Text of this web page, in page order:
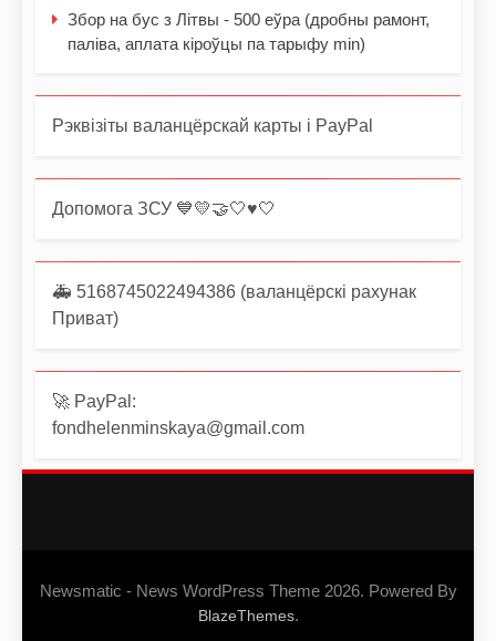
Збор на бус з Літвы - 500 еўра (дробны рамонт,
паліва, аплата кіроўцы па тарыфу min)
Рэквізіты валанцёрскай карты і PayPal
Допомога ЗСУ 💙💛🤝🤍♥️🤍
🚑 5168745022494386 (валанцёрскі рахунак
Приват)
🚀 PayPal:
fondhelenminskaya@gmail.com
Newsmatic - News WordPress Theme 2026. Powered By
BlazeThemes.